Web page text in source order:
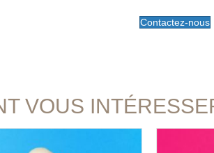
Contactez-nous
VOUS